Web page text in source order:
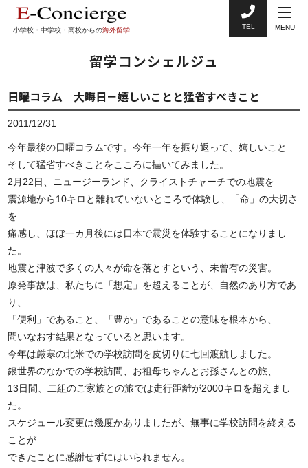
小学校・中学校・高校からの海外留学 TEL MENU
留学コンシェルジュ
日曜コラム 大晦日－嬉しいことと猛省すべきこと
2011/12/31
今年最後の日曜コラムです。今年一年を振り返って、嬉しいこと
そして猛省すべきことをこころに描いてみました。
2月22日、ニュージーランド、クライストチャーチでの地震を
震源地から10キロと離れていないところで体験し、「命」の大切さ
を
痛感し、ほぼ一カ月後には日本で震災を体験することになりまし
た。
地震と津波で多くの人々が命を落とすという、未曾有の災害。
原発事故は、私たちに「想定」を超えることが、自然のあり方であ
り、
「便利」であること、「豊か」であることの意味を根本から、
問いなおす結果となっていると思います。
今年は厳寒の北米での学校訪問を皮切りに七回渡航しました。
銀世界のなかでの学校訪問、お祖母ちゃんとお孫さんとの旅、
13日間、二組のご家族との旅では走行距離が2000キロを超えまし
た。
スケジュール変更は幾度かありましたが、無事に学校訪問を終える
ことが
できたことに感謝せずにはいられません。